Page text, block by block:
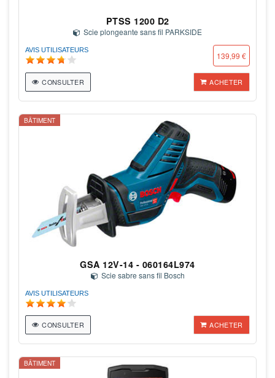
PTSS 1200 D2
Scie plongeante sans fil PARKSIDE
AVIS UTILISATEURS
139,99 €
CONSULTER ACHETER
BÂTIMENT
GSA 12V-14 - 060164L974
Scie sabre sans fil Bosch
AVIS UTILISATEURS
CONSULTER ACHETER
BÂTIMENT